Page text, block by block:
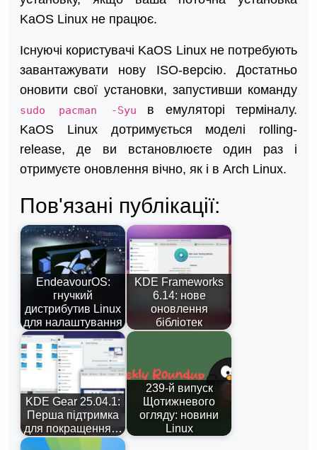
KaOS Linux не працює.
Існуючі користувачі KaOS Linux не потребують
завантажувати нову ISO-версію. Достатньо
оновити свої установки, запустивши команду
sudo pacman -Syu
в емуляторі терміналу.
KaOS Linux дотримується моделі rolling-
release, де ви встановлюєте один раз і
отримуєте оновлення вічно, як і в Arch Linux.
Пов'язані публікації:
EndeavourOS:
гнучкий
дистрибутив Linux
для налаштування
KDE Frameworks
6.14: нове
оновлення
бібліотек
KDE Gear 25.04.1:
Перша підтримка
для покращення…
239-й випуск
Щотижневого
огляду: новини
Linux